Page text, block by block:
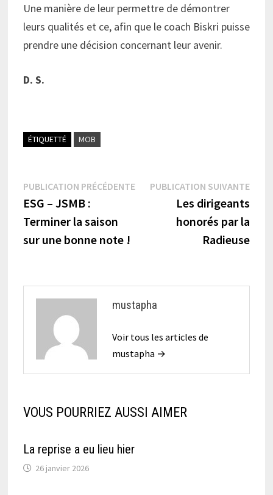
Une manière de leur permettre de démontrer
leurs qualités et ce, afin que le coach Biskri puisse
prendre une décision concernant leur avenir.
D. S.
ÉTIQUETTÉ MOB
Navigation
de
l’article
PUBLICATION PRÉCÉDENTEPublication
précédente :
ESG – JSMB :
Terminer la saison
sur une bonne note !
PUBLICATION SUIVANTE
Les dirigeants
honorés par la
Radieuse
mustapha
Voir tous les articles de
mustapha →
VOUS POURRIEZ AUSSI AIMER
La reprise a eu lieu hier
26 janvier 2026